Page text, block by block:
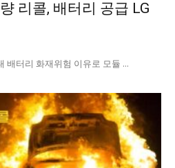
리콜, 배터리 공급 LG
배터리 화재위험 이유로 모듈 ...